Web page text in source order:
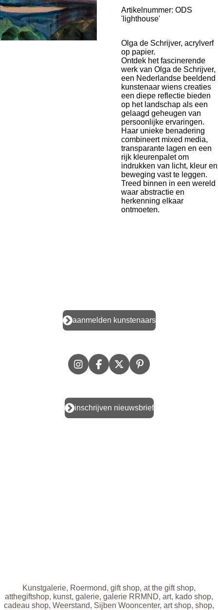
Artikelnummer: ODS
'lighthouse'
Olga de Schrijver, acrylverf
op papier.
Ontdek het fascinerende
werk van Olga de Schrijver,
een Nederlandse beeldend
kunstenaar wiens creaties
een diepe reflectie bieden
op het landschap als een
gelaagd geheugen van
persoonlijke ervaringen.
Haar unieke benadering
combineert mixed media,
transparante lagen en een
rijk kleurenpalet om
indrukken van licht, kleur en
beweging vast te leggen.
Treed binnen in een wereld
waar abstractie en
herkenning elkaar
ontmoeten.
aanmelden kunstenaars
I
n
a
F
a
b
o
X
P
i
e
inschrijven nieuwsbrief
Kunstgalerie, Roermond, gift shop, at the gift shop,
atthegiftshop, kunst, galerie, galerie RRMND, art, kado shop,
cadeau shop, Weerstand, Sijben Wooncenter, art shop, shop,